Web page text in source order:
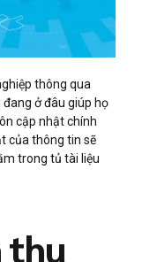
thông qua
ở đâu giúp họ
cập nhật chính
của thông tin sẽ
trong tủ tài liệu
thu